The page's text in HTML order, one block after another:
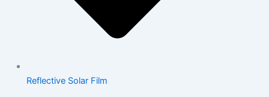
Reflective Solar Film